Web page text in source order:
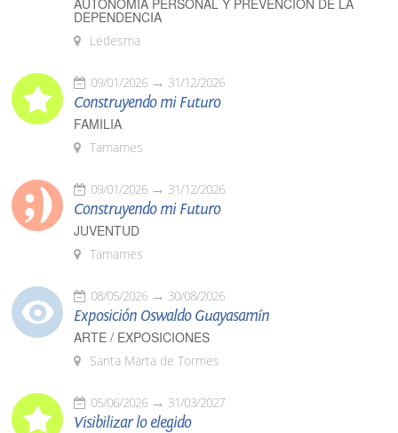
AUTONOMÍA PERSONAL Y PREVENCIÓN DE LA
DEPENDENCIA
Ledesma
09/01/2026 31/12/2026
Construyendo mi Futuro
FAMILIA
Tamames
09/01/2026 31/12/2026
Construyendo mi Futuro
JUVENTUD
Tamames
08/05/2026 30/08/2026
Exposición Oswaldo Guayasamín
ARTE / EXPOSICIONES
Santa Marta de Tormes
05/06/2026 31/03/2027
Visibilizar lo elegido